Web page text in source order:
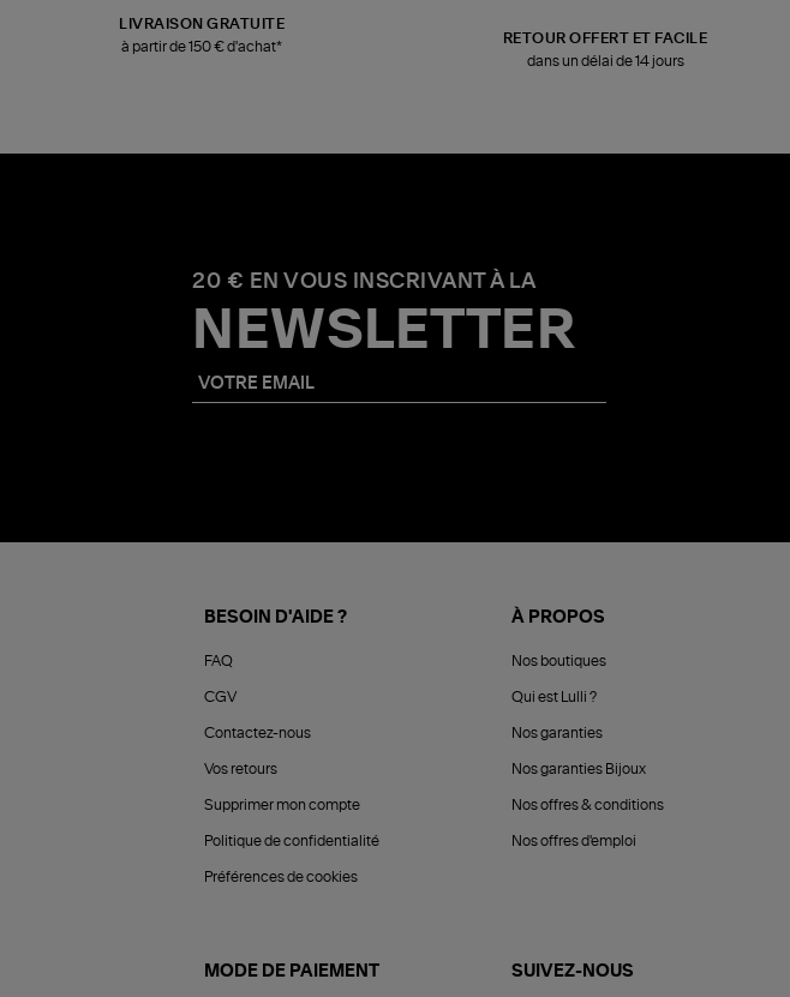
LIVRAISON GRATUITE
à partir de 150 € d'achat*
RETOUR OFFERT ET FACILE
dans un délai de 14 jours
20 € EN VOUS INSCRIVANT À LA
NEWSLETTER
BESOIN D'AIDE ?
FAQ
CGV
Contactez-nous
Vos retours
Supprimer mon compte
Politique de confidentialité
Préférences de cookies
À PROPOS
Nos boutiques
Qui est Lulli ?
Nos garanties
Nos garanties Bijoux
Nos offres & conditions
Nos offres d'emploi
MODE DE PAIEMENT SUIVEZ-NOUS